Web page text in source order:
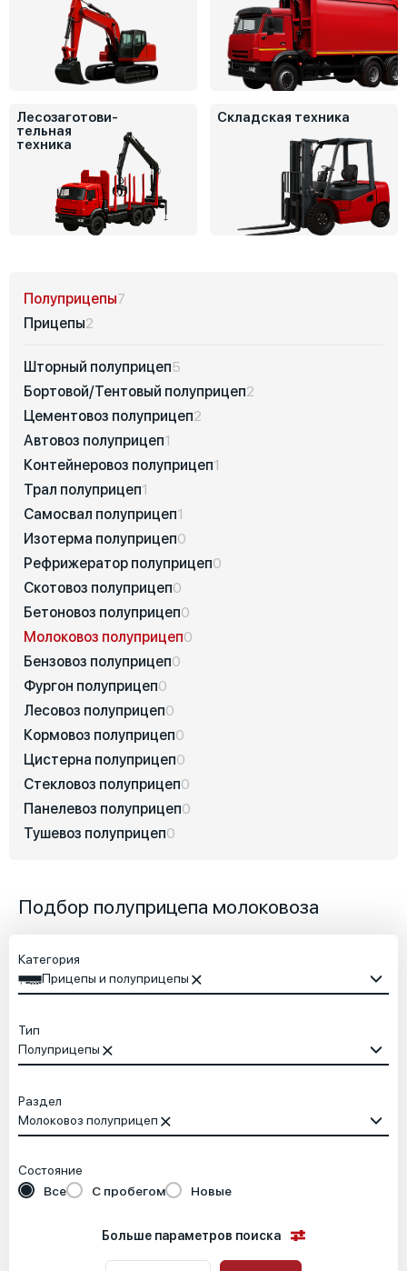
Лесозаготови-
тельная
техника
Складская техника
Полуприцепы7
Прицепы2
Шторный полуприцеп5
Бортовой/Тентовый полуприцеп2
Цементовоз полуприцеп2
Автовоз полуприцеп1
Контейнеровоз полуприцеп1
Трал полуприцеп1
Самосвал полуприцеп1
Изотерма полуприцеп0
Рефрижератор полуприцеп0
Скотовоз полуприцеп0
Бетоновоз полуприцеп0
Молоковоз полуприцеп0
Бензовоз полуприцеп0
Фургон полуприцеп0
Лесовоз полуприцеп0
Кормовоз полуприцеп0
Цистерна полуприцеп0
Стекловоз полуприцеп0
Панелевоз полуприцеп0
Тушевоз полуприцеп0
Подбор полуприцепа молоковоза
Категория
Прицепы и полуприцепы
Тип
Полуприцепы
Раздел
Молоковоз полуприцеп
Состояние
Все
С пробегом Новые
Больше параметров поиска